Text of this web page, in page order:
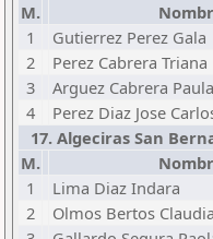
M.
1
Gutierrez Perez Gala
2
Perez Cabrera Triana
3
Arguez Cabrera Paula
4
Perez Diaz Jose
17. Algeciras San
M.
1
Lima Diaz Indara
2
Olmos Bertos Claudia